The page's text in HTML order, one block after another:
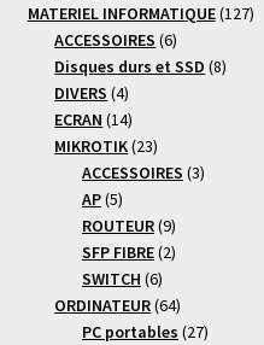
produits
MATERIEL INFORMATIQUE 127127
ACCESSOIRES 66
produits
Disques durs et SSD 88
DIVERS 44
produits
ECRAN 1414
produits
MIKROTIK 2323
produits
ACCESSOIRES 33
AP 55
produits
ROUTEUR 99
produits
SFP FIBRE 22
SWITCH 66
produits
ORDINATEUR 6464
produits
PC portables 2727